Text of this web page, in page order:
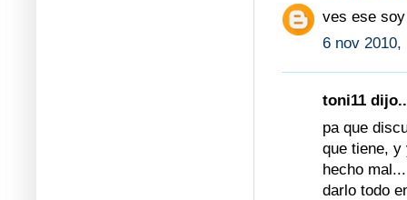
ves ese
6 nov 2010,
toni11
pa que
que tiene, y
hecho
darlo todo